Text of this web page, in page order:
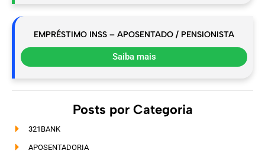
EMPRÉSTIMO INSS – APOSENTADO / PENSIONISTA
Saiba mais
Posts por Categoria
321BANK
APOSENTADORIA